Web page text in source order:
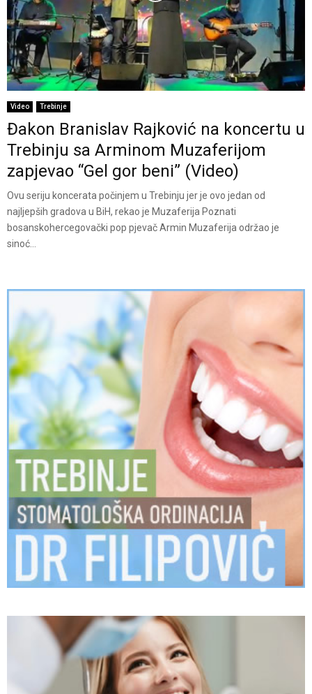
Video Trebinje
Đakon Branislav Rajković na koncertu u
Trebinju sa Arminom Muzaferijom
zapjevao “Gel gor beni” (Video)
Ovu seriju koncerata počinjem u Trebinju jer je ovo jedan od
najljepših gradova u BiH, rekao je Muzaferija Poznati
bosanskohercegovački pop pjevač Armin Muzaferija održao je
sinoć...